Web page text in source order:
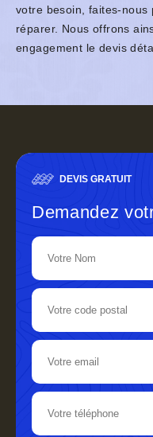
votre besoin, faites-nous
réparer. Nous offrons
engagement le devis
DEVIS GRATUIT
Demandez